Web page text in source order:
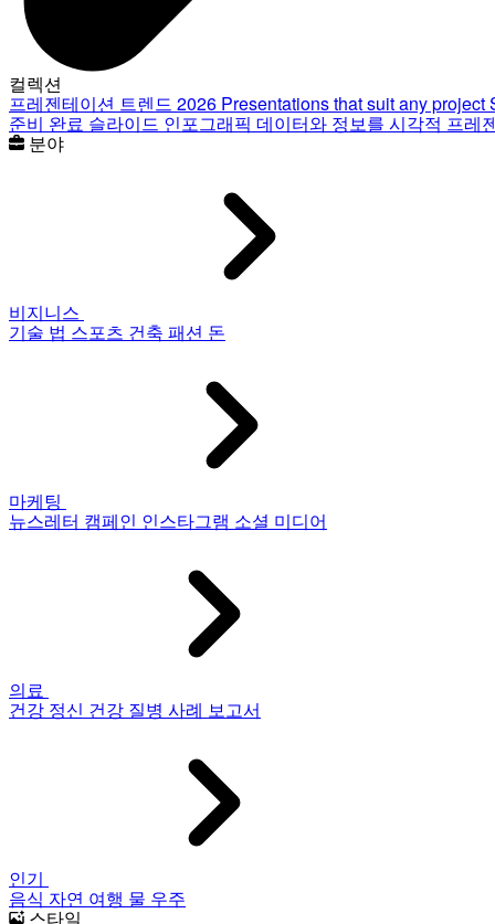
컬렉션
프레젠테이션 트렌드 2026 Presentations that suit any project
준비 완료 슬라이드 인포그래픽 데이터와 정보를 시각적 프레
분야
비지니스
기술 법 스포츠 건축 패션 돈
마케팅
뉴스레터 캠페인 인스타그램 소셜 미디어
의료
건강 정신 건강 질병 사례 보고서
인기
음식 자연 여행 물 우주
스타일